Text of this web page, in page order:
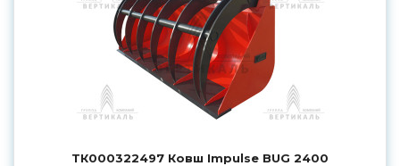
ТК000322497 Ковш Impulse BUG 2400